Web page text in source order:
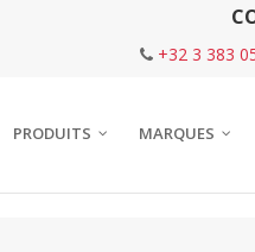
+32 3 383
PRODUITS MARQUES